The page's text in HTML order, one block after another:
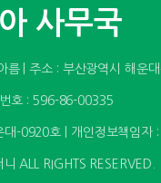
사무국
름 | 주소 : 부산광역시 해운
호 : 596-86-00335
-0920호 | 개인정보책임자
ALL RIGHTS RESERVED.